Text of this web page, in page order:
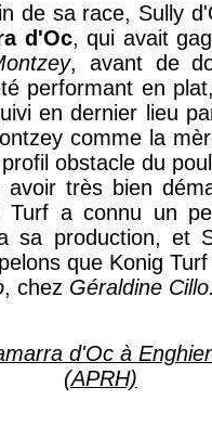
de sa race, Sully
d'Oc, qui avait
, avant de
performant en
en dernier lieu
comme la
obstacle du
avoir très bien
Turf a connu un
sa production, et
que Konig
, chez Géraldine
d'Oc à
(APRH)